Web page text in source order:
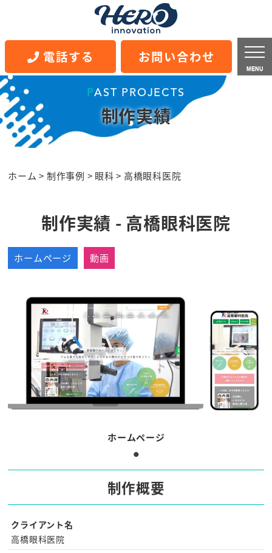
電話する お問い合わせ
MENU
PAST PROJECTS
制作実績
ホーム > 制作事例 > 眼科> 高橋眼科医院
制作実績 - 高橋眼科医院
ホームページ 動画
ホームページ
制作概要
クライアント名
高橋眼科医院